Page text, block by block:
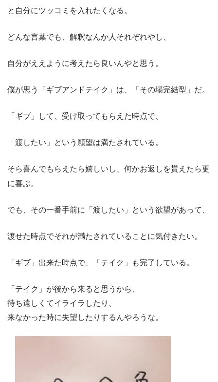
と自分にツッコミを入れたくなる。
どんな言葉でも、解釈なんか人それぞれやし、
自分がええように考えたら良いんやと思う。
僕が思う「ギブアンドテイク」は、「その場完結型」だ。
「ギブ」して、受け取ってもらえた時点で、
「渡したい」という願望は満たされている。
そら喜んでもらえたら嬉しいし、何かお返しを貰えたら更
に喜ぶ。
でも、その一番手前に「渡したい」という欲望があって、
渡せた時点でそれが満たされていることに気付きたい。
「ギブ」出来た時点で、「テイク」も完了している。
「テイク」が後から来ると思うから、
待ち遠しくてイライラしたり、
来なかった時に失望したりするんやろうな。